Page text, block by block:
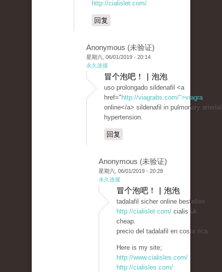
http://cialislet.com/
回复
Anonymous (未验证)
星期六, 06/01/2019 - 20:14
永久连接
冒个泡吧！ | 泡泡
uso prolongado sildenafil <a
href=" http://viagrabs.com/">viagra
online</a> sildenafil in pulmonary arterial
hypertension.
回复
Anonymous (未验证)
星期六, 06/01/2019 - 20:28
永久连接
冒个泡吧！ | 泡泡
tadalafil sicher online bestellen
http://cialislet.com/ cialis uk
cheap.
precio del tadalafil en costa rica.
Here is my site;
http://www.cialisles.com/ -
http://cialisles.com/